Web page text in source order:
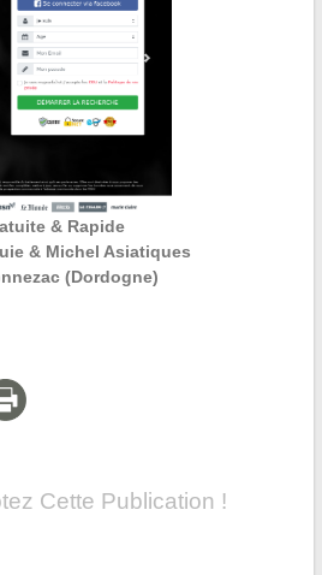
& Rapide
& Michel Asiatiques
(Dordogne)
Cette Publication !